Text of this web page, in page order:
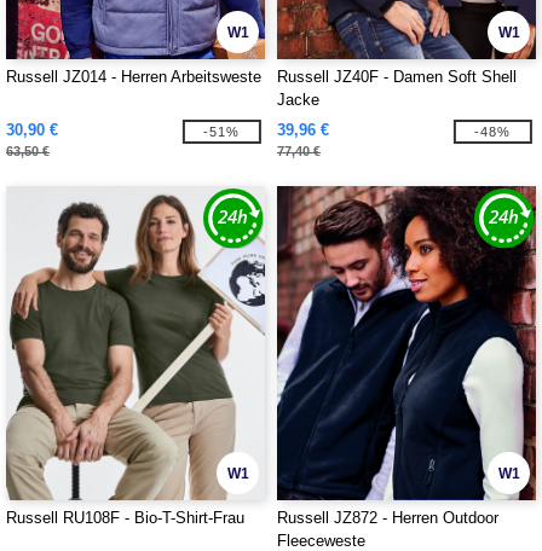
W1
Russell JZ014 - Herren Arbeitsweste
30,90 €
63,50 €
-51%
W1
Russell JZ40F - Damen Soft Shell
Jacke
39,96 €
77,40 €
-48%
W1
Russell RU108F - Bio-T-Shirt-Frau
W1
Russell JZ872 - Herren Outdoor
Fleeceweste